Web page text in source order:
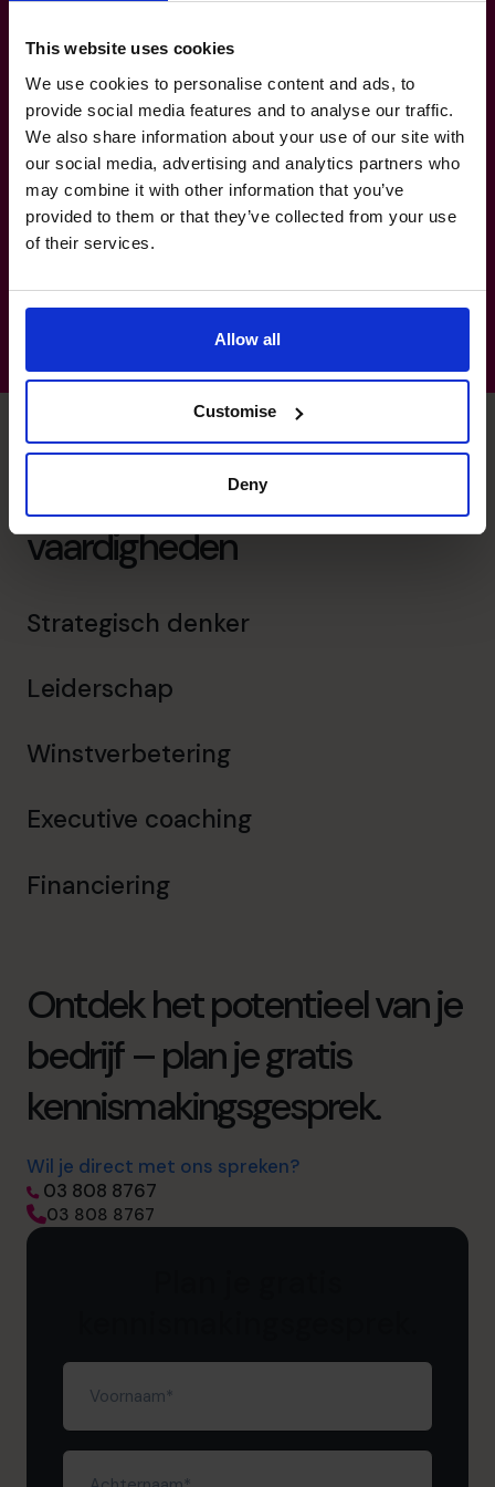
This website uses cookies
We use cookies to personalise content and ads, to
provide social media features and to analyse our traffic.
We also share information about your use of our site with
our social media, advertising and analytics partners who
may combine it with other information that you’ve
provided to them or that they’ve collected from your use
of their services.
Allow all
Customise
Deny
Sector Ervaring
Manufacturing, transport & logistics:
natuursteen, keramiek, composiet.
Dienstverlening: begeleiding van KMO’s.
Construction: textiel en interieurbouw.
Philippe’s gespecialiseerde
vaardigheden
Strategisch denker
Leiderschap
Winstverbetering
Executive coaching
Financiering
Ontdek het potentieel van je
bedrijf – plan je gratis
kennismakingsgesprek.
Wil je direct met ons spreken?
03 808 8767
03 808 8767
Voornaam
Achternaam